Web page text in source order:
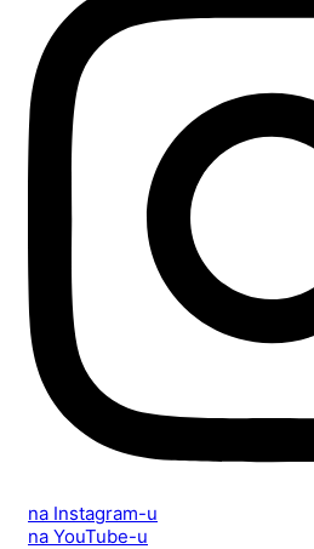
na Instagram-u
na YouTube-u